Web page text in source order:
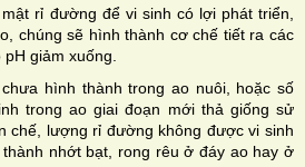
rỉ đường để vi sinh có lợi phát triển,
chúng sẽ hình thành cơ chế tiết ra các
giảm xuống.
hình thành trong ao nuôi, hoặc số
trong ao giai đoạn mới thả giống sử
chế, lượng rỉ đường không được vi sinh
nhớt bạt, rong rêu ở đáy ao hay ở